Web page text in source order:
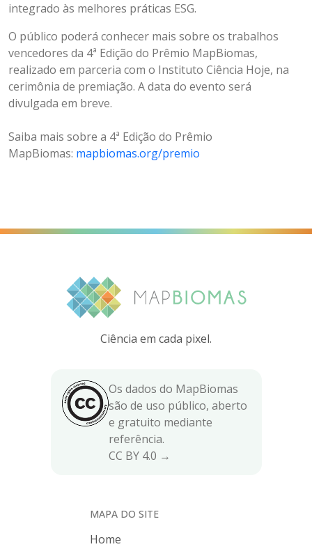
integrado às melhores práticas ESG.
O público poderá conhecer mais sobre os trabalhos
vencedores da 4ª Edição do Prêmio MapBiomas,
realizado em parceria com o Instituto Ciência Hoje, na
cerimônia de premiação. A data do evento será
divulgada em breve.
Saiba mais sobre a 4ª Edição do Prêmio
MapBiomas: mapbiomas.org/premio
Ciência em cada pixel.
Os dados do MapBiomas
são de uso público, aberto
e gratuito mediante
referência.
CC BY 4.0 →
MAPA DO SITE
Home